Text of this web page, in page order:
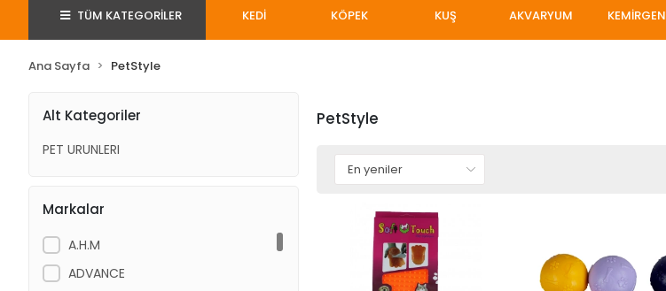
TÜM KATEGORİLER KEDİ KÖPEK KUŞ AKVARYUM KEMİRGEN
Ana Sayfa PetStyle
Alt Kategoriler
PET URUNLERI
Markalar
A.H.M
ADVANCE
PetStyle